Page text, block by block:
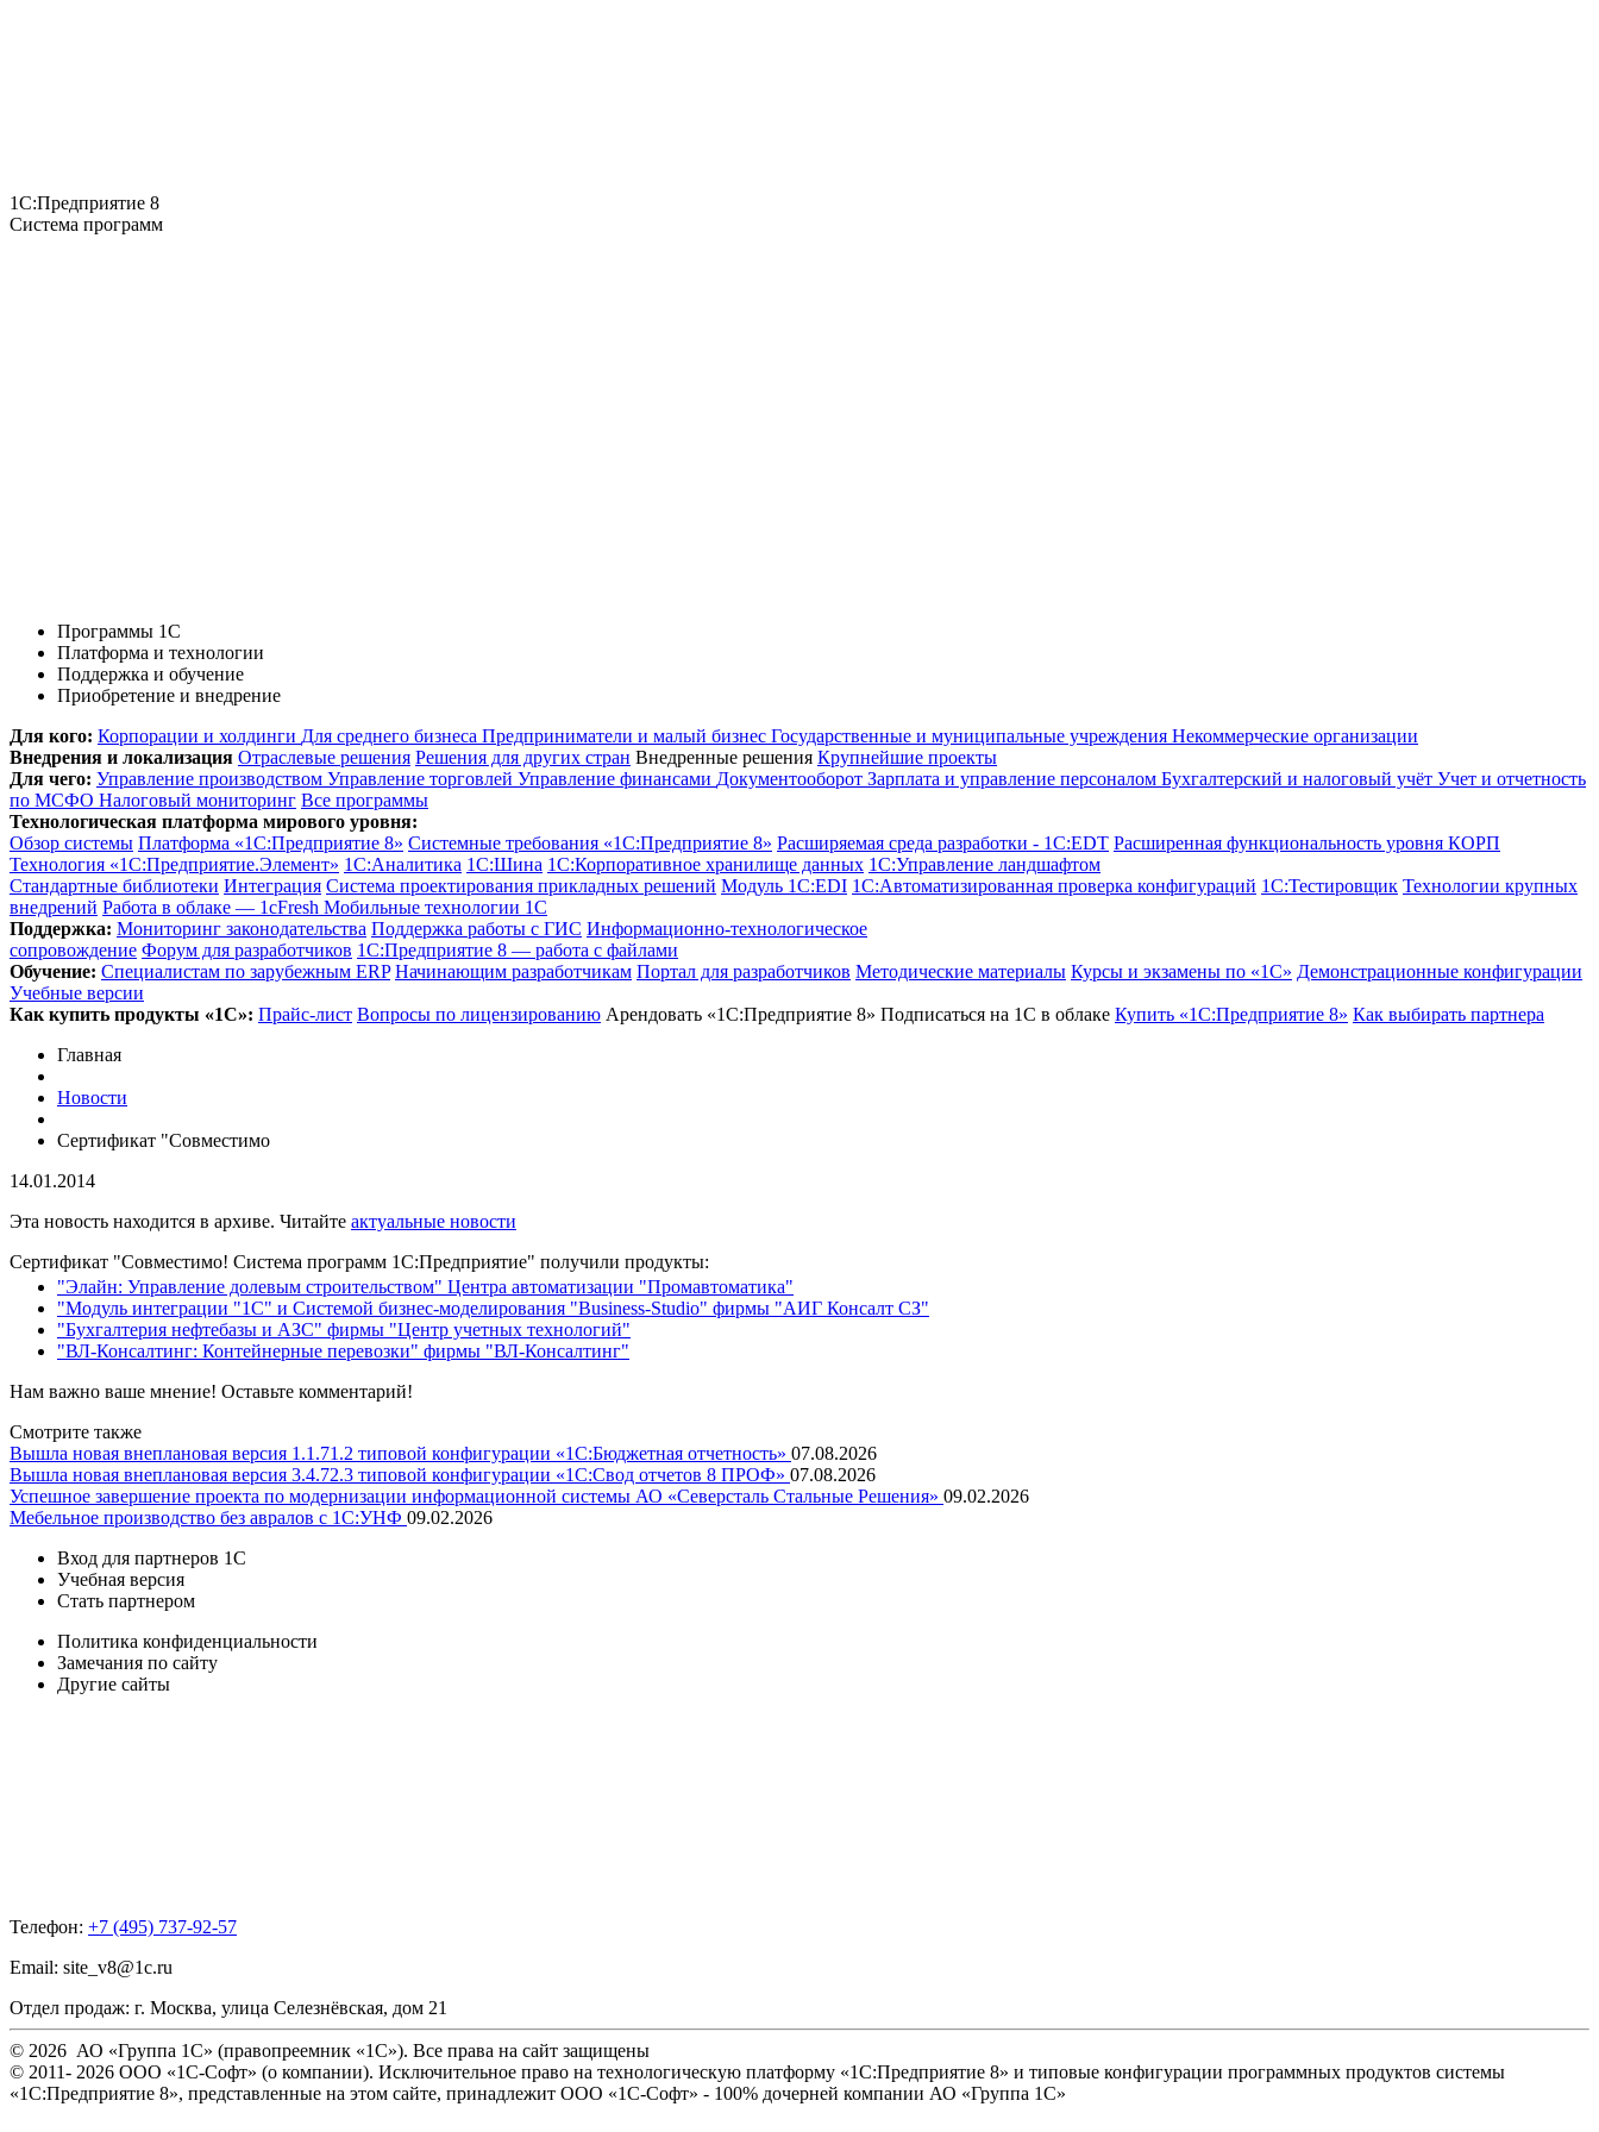
1С:Предприятие 8
Система программ
Программы 1С
Платформа и технологии
Поддержка и обучение
Приобретение и внедрение
Для кого: Корпорации и холдинги Для среднего бизнеса Предприниматели и малый бизнес Государственные и муниципальные учреждения Некоммерческие организации
Внедрения и локализация Отраслевые решения Решения для других стран Внедренные решения Крупнейшие проекты
Для чего: Управление производством Управление торговлей Управление финансами Документооборот Зарплата и управление персоналом Бухгалтерский и налоговый учёт Учет и отчетность
по МСФО Налоговый мониторинг Все программы
Технологическая платформа мирового уровня:
Обзор системы Платформа «1С:Предприятие 8» Системные требования «1С:Предприятие 8» Расширяемая среда разработки - 1C:EDT Расширенная функциональность уровня КОРП
Технология «1С:Предприятие.Элемент» 1C:Аналитика 1С:Шина 1С:Корпоративное хранилище данных 1С:Управление ландшафтом
Стандартные библиотеки Интеграция Система проектирования прикладных решений Модуль 1C:EDI 1С:Автоматизированная проверка конфигураций 1С:Тестировщик Технологии крупных
внедрений Работа в облаке — 1cFresh Мобильные технологии 1С
Поддержка: Мониторинг законодательства Поддержка работы с ГИС Информационно-технологическое
сопровождение Форум для разработчиков 1С:Предприятие 8 — работа с файлами
Обучение: Cпециалистам по зарубежным ERP Начинающим разработчикам Портал для разработчиков Методические материалы Курсы и экзамены по «1С» Демонстрационные конфигурации
Учебные версии
Как купить продукты «1С»: Прайс-лист Вопросы по лицензированию Арендовать «1С:Предприятие 8» Подписаться на 1С в облаке Купить «1С:Предприятие 8» Как выбирать партнера
Главная
Новости
Сертификат "Совместимо
14.01.2014
Эта новость находится в архиве. Читайте актуальные новости
Сертификат "Совместимо! Система программ 1С:Предприятие" получили продукты:
"Элайн: Управление долевым строительством" Центра автоматизации "Промавтоматика"
"Модуль интеграции "1С" и Системой бизнес-моделирования "Business-Studio" фирмы "АИГ Консалт СЗ"
"Бухгалтерия нефтебазы и АЗС" фирмы "Центр учетных технологий"
"ВЛ-Консалтинг: Контейнерные перевозки" фирмы "ВЛ-Консалтинг"
Нам важно ваше мнение! Оставьте комментарий!
Смотрите также
Вышла новая внеплановая версия 1.1.71.2 типовой конфигурации «1C:Бюджетная отчетность» 07.08.2026
Вышла новая внеплановая версия 3.4.72.3 типовой конфигурации «1C:Свод отчетов 8 ПРОФ» 07.08.2026
Успешное завершение проекта по модернизации информационной системы АО «Северсталь Стальные Решения» 09.02.2026
Мебельное производство без авралов с 1С:УНФ 09.02.2026
Вход для партнеров 1С
Учебная версия
Стать партнером
Политика конфиденциальности
Замечания по сайту
Другие сайты
Телефон: +7 (495) 737-92-57
Email: site_v8@1c.ru
Отдел продаж: г. Москва, улица Селезнёвская, дом 21
© 2026 АО «Группа 1С» (правопреемник «1С»). Все права на сайт защищены
© 2011- 2026 ООО «1С-Софт» (о компании). Исключительное право на технологическую платформу «1С:Предприятие 8» и типовые конфигурации программных продуктов системы
«1С:Предприятие 8», представленные на этом сайте, принадлежит ООО «1С-Софт» - 100% дочерней компании АО «Группа 1С»